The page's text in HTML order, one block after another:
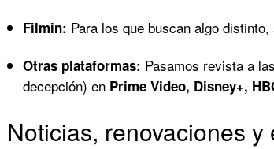
Filmin: Para los que buscan algo
Otras plataformas: Pasamos revista a
decepción) en Prime Video, Disney+,
Noticias, renovaciones